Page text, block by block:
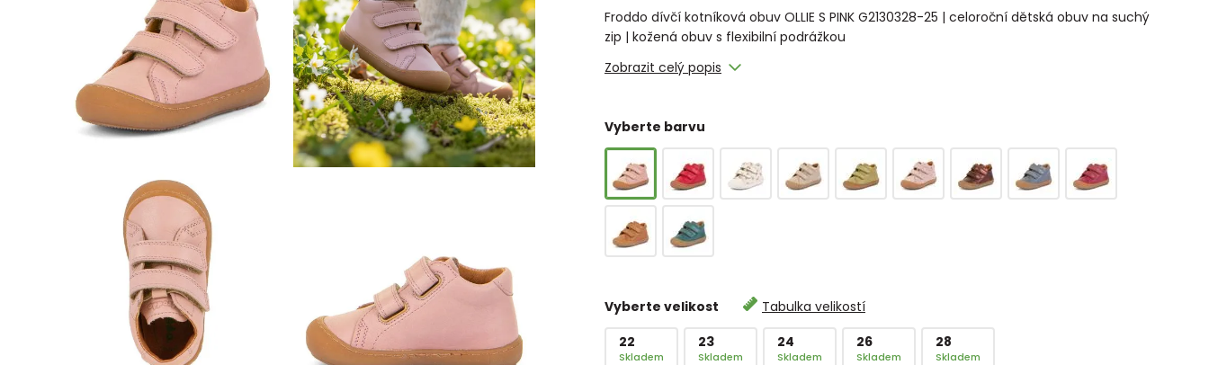
Froddo dívčí kotníková obuv OLLIE S PINK G2130328-25 | celoroční dětská obuv na suchý
zip | kožená obuv s flexibilní podrážkou
Zobrazit celý popis
Vyberte barvu
Vyberte velikost
Tabulka velikostí
22
Skladem
23
Skladem
24
Skladem
26
Skladem
28
Skladem